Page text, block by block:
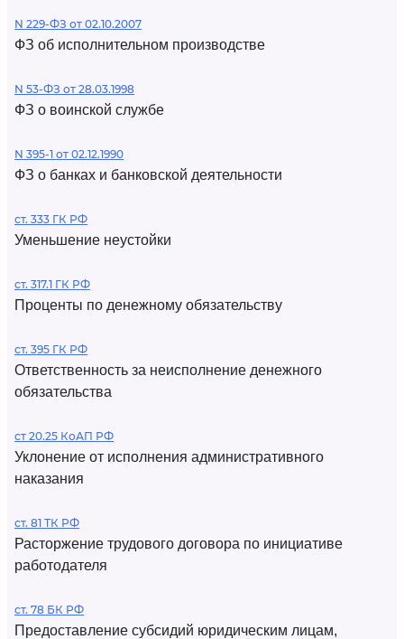
N 229-ФЗ от 02.10.2007
ФЗ об исполнительном производстве
N 53-ФЗ от 28.03.1998
ФЗ о воинской службе
N 395-1 от 02.12.1990
ФЗ о банках и банковской деятельности
ст. 333 ГК РФ
Уменьшение неустойки
ст. 317.1 ГК РФ
Проценты по денежному обязательству
ст. 395 ГК РФ
Ответственность за неисполнение денежного
обязательства
ст 20.25 КоАП РФ
Уклонение от исполнения административного
наказания
ст. 81 ТК РФ
Расторжение трудового договора по инициативе
работодателя
ст. 78 БК РФ
Предоставление субсидий юридическим лицам,